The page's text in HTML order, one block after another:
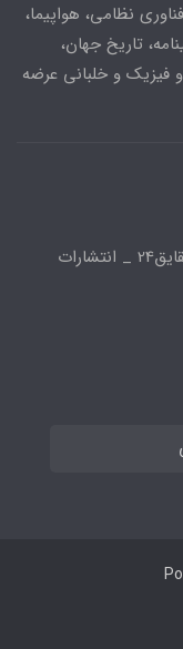
نظامی، هواپیما،
تاریخ جهان،
و فیزیک و خلبانی عرضه
اتوبان بابایی _ شهرک بهشتی _ شقایق24 _ انتشارات